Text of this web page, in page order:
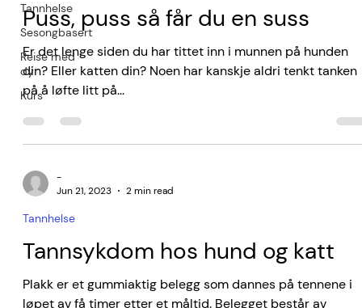
Tannhelse
Sesongbasert
Reise med
dyr
Kurs
Puss, puss så får du en suss
Er det lenge siden du har tittet inn i munnen på hunden
din? Eller katten din? Noen har kanskje aldri tenkt tanken
på å løfte litt på...
-
Jun 21, 2023
2 min read
Tannhelse
Tannsykdom hos hund og katt
Plakk er et gummiaktig belegg som dannes på tennene i
løpet av få timer etter et måltid. Belegget består av